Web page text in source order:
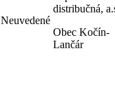
Neuvedené
distribučná,
Obec Kočín-
Lančár